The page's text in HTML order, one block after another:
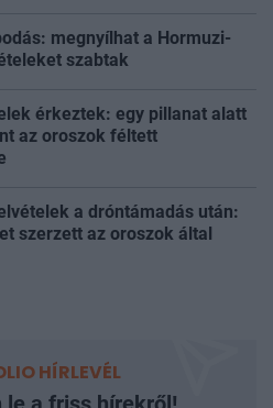
megnyílhat a Hormuzi-
szabtak
érkeztek: egy pillanat alatt
az oroszok féltett
a dróntámadás után:
szerzett az oroszok által
HÍRLEVÉL